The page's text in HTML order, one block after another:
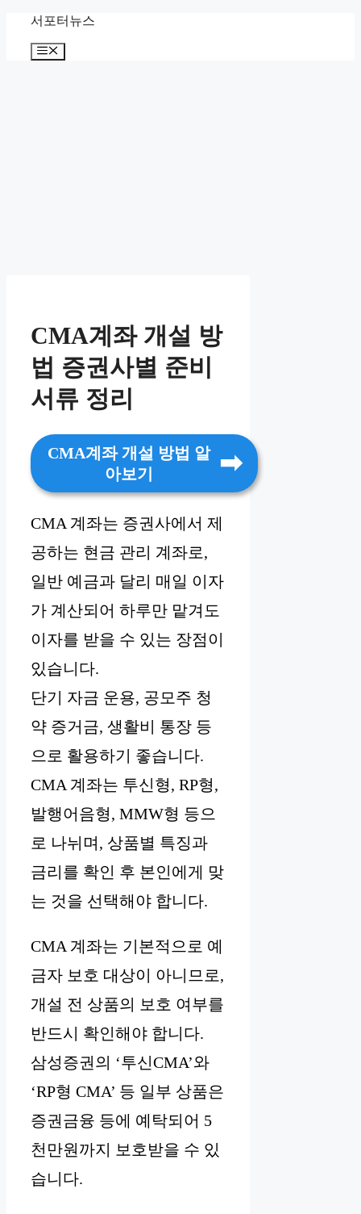
서포터뉴스
메
CMA계좌 개설 방
법 증권사별 준비
서류 정리
CMA계좌 개설 방법 알
아보기
CMA 계좌는 증권사에서 제
공하는 현금 관리 계좌로,
일반 예금과 달리 매일 이자
가 계산되어 하루만 맡겨도
이자를 받을 수 있는 장점이
있습니다.
단기 자금 운용, 공모주 청
약 증거금, 생활비 통장 등
으로 활용하기 좋습니다.
CMA 계좌는 투신형, RP형,
발행어음형, MMW형 등으
로 나뉘며, 상품별 특징과
금리를 확인 후 본인에게 맞
는 것을 선택해야 합니다.
CMA 계좌는 기본적으로 예
금자 보호 대상이 아니므로,
개설 전 상품의 보호 여부를
반드시 확인해야 합니다.
삼성증권의 ‘투신CMA’와
‘RP형 CMA’ 등 일부 상품은
증권금융 등에 예탁되어 5
천만원까지 보호받을 수 있
습니다.